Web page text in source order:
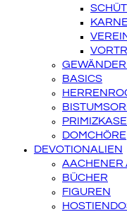
BASICS
DOMCHÖRE
DEVOTIONALIEN
AACHENER
BÜCHER
FIGUREN